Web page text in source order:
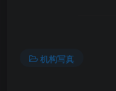
机构写真